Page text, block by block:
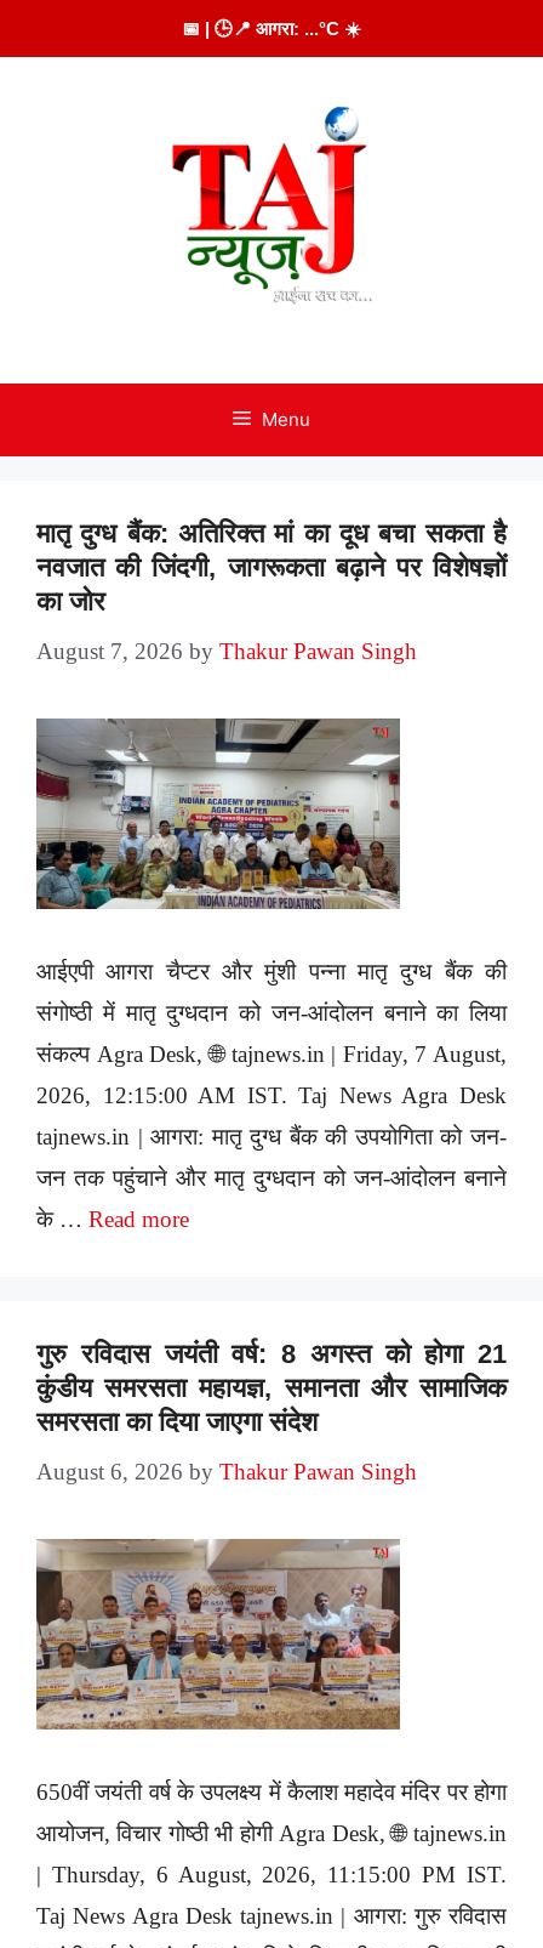
to
📅 | 🕒📍 आगरा: ...°C ☀️
Menu
मातृ दुग्ध बैंक: अतिरिक्त मां का दूध बचा सकता है
नवजात की जिंदगी, जागरूकता बढ़ाने पर विशेषज्ञों
का जोर
August 7, 2026 by Thakur Pawan Singh
आईएपी आगरा चैप्टर और मुंशी पन्ना मातृ दुग्ध बैंक की
संगोष्ठी में मातृ दुग्धदान को जन-आंदोलन बनाने का लिया
संकल्प Agra Desk, 🌐 tajnews.in | Friday, 7 August,
2026, 12:15:00 AM IST. Taj News Agra Desk
tajnews.in | आगरा: मातृ दुग्ध बैंक की उपयोगिता को जन-
जन तक पहुंचाने और मातृ दुग्धदान को जन-आंदोलन बनाने
के … Read more
गुरु रविदास जयंती वर्ष: 8 अगस्त को होगा 21
कुंडीय समरसता महायज्ञ, समानता और सामाजिक
समरसता का दिया जाएगा संदेश
August 6, 2026 by Thakur Pawan Singh
650वीं जयंती वर्ष के उपलक्ष्य में कैलाश महादेव मंदिर पर होगा
आयोजन, विचार गोष्ठी भी होगी Agra Desk, 🌐 tajnews.in
| Thursday, 6 August, 2026, 11:15:00 PM IST.
Taj News Agra Desk tajnews.in | आगरा: गुरु रविदास